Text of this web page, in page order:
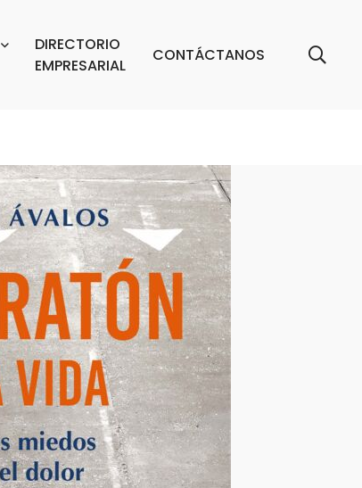
DIRECTORIO
EMPRESARIAL
CONTÁCTANOS